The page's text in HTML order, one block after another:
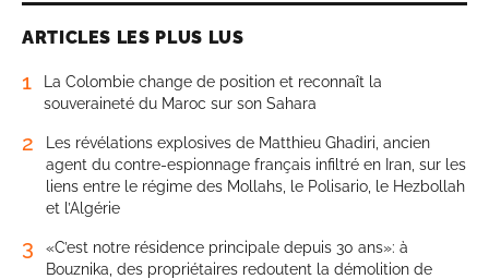
ARTICLES LES PLUS LUS
1
La Colombie change de position et reconnaît la
souveraineté du Maroc sur son Sahara
2
Les révélations explosives de Matthieu Ghadiri, ancien
agent du contre-espionnage français infiltré en Iran, sur les
liens entre le régime des Mollahs, le Polisario, le Hezbollah
et l’Algérie
3
«C’est notre résidence principale depuis 30 ans»: à
Bouznika, des propriétaires redoutent la démolition de